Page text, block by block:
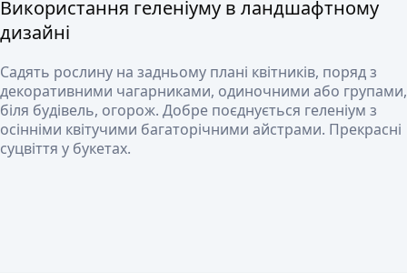
Використання геленіуму в ландшафтному
дизайні
Садять рослину на задньому плані квітників, поряд з
декоративними чагарниками, одиночними або групами,
біля будівель, огорож. Добре поєднується геленіум з
осінніми квітучими багаторічними айстрами. Прекрасні
суцвіття у букетах.